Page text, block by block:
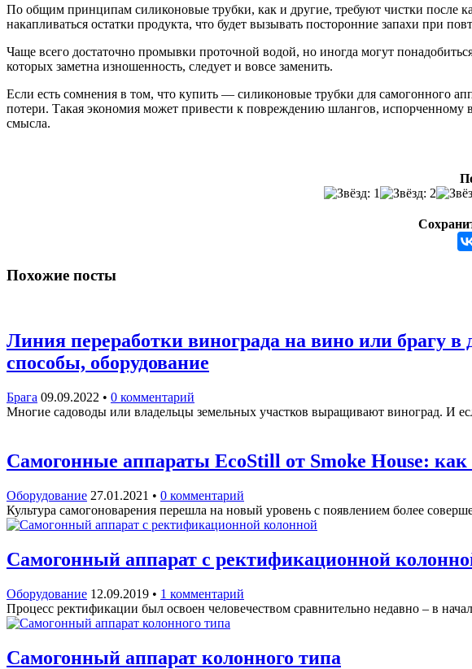
По общим принципам силиконовые трубки, как и другие, требуют чистки после
накапливаться остатки продукта, что будет вызывать посторонние запахи при
Чаще всего достаточно промывки проточной водой, но иногда могут
которых заметна изношенность, следует и вовсе заменить.
Если есть сомнения в том, что купить — силиконовые трубки для самогонного
потери. Такая экономия может привести к повреждению шлангов, испорченному
смысла.
Похожие посты
Линия переработки винограда на вино или брагу
способы, оборудование
Брага 09.09.2022 • 0 комментарий
Многие садоводы или владельцы земельных участков выращивают виноград. И
Самогонные аппараты EcoStill от Smoke Housе:
Оборудование 27.01.2021 • 0 комментарий
Культура самогоноварения перешла на новый уровень с появлением более
Самогонный аппарат с ректификационной
Оборудование 12.09.2019 • 1 комментарий
Процесс ректификации был освоен человечеством сравнительно недавно – в
Самогонный аппарат колонного типа